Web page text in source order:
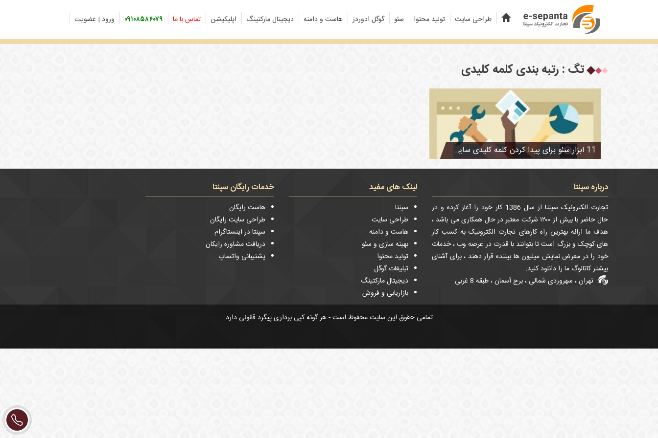
طراحی سایت تولید محتوا سئو گوگل ادوردز هاست و دامنه دیجیتال مارکتینگ اپلیکیشن تماس با ما ۰۹۱۰۸۵۸۶۰۷۹ ورود | عضویت
تگ : رتبه بندی کلمه کلیدی
11 ابزار سئو برای پیدا کردن کلمه کلیدی سایت
درباره سپنتا
تجارت الکترونیک سپنتا از سال 1386 کار خود را آغاز کرده و در
حال حاضر با بیش از ۱۲۰۰ شرکت معتبر در حال همکاری می باشد ،
هدف ما ارائه بهترین راه کارهای تجارت الکترونیک به کسب کار
های کوچک و بزرگ است تا بتوانند با قدرت در عرصه وب ، خدمات
خود را در معرض نمایش میلیون ها بیننده قرار دهند ، برای آشنای
بیشتر کاتالوگ ما را دانلود کنید.
تهران ، سهروردی شمالی ، برج آسمان ، طبقه 8 غربی
لینک های مفید
سپنتا
طراحی سایت
هاست و دامنه
بهینه سازی و سئو
تولید محتوا
تبلیغات گوگل
دیجیتال مارکتینگ
بازاریابی و فروش
خدمات رایگان سپنتا
هاست رایگان
طراحی سایت رایگان
سپنتا در اینستاگرام
دریافت مشاوره رایکان
پشتیبانی واتساپ
تمامی حقوق این سایت محفوظ است - هر گونه کپی برداری پیگرد قانونی دارد